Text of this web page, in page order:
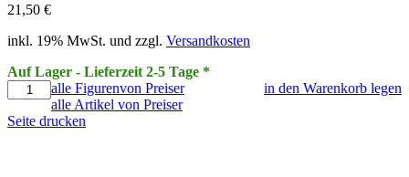
21,50 €
inkl. 19% MwSt. und zzgl. Versandkosten
Auf Lager - Lieferzeit 2-5 Tage *
in den Warenkorb legen
alle Figurenvon Preiser
alle Artikel von Preiser
Seite drucken